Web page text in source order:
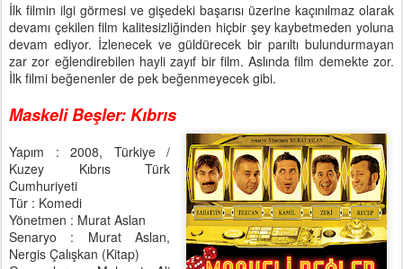
İlk filmin ilgi görmesi ve gişedeki başarısı üzerine kaçınılmaz olarak
devamı çekilen film kalitesizliğinden hiçbir şey kaybetmeden yoluna
devam ediyor. İzlenecek ve güldürecek bir parıltı bulundurmayan
zar zor eğlendirebilen hayli zayıf bir film. Aslında film demekte zor.
İlk filmi beğenenler de pek beğenmeyecek gibi.
Maskeli Beşler: Kıbrıs
Yapım : 2008, Türkiye /
Kuzey Kıbrıs Türk
Cumhuriyeti
Tür : Komedi
Yönetmen : Murat Aslan
Senaryo : Murat Aslan,
Nergis Çalışkan (Kitap)